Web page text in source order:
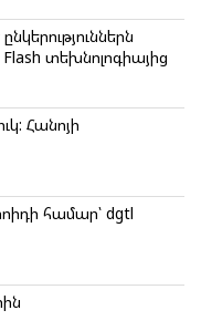
տեխնոլոգիայից
Հանոյի
համար՝ dgtl